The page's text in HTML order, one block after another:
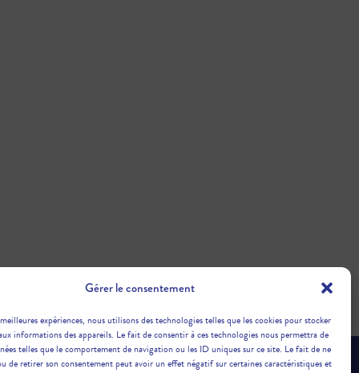
Gérer le consentement
expériences, nous utilisons des technologies telles que les cookies pour stocker
informations des appareils. Le fait de consentir à ces technologies nous permettra de
telles que le comportement de navigation ou les ID uniques sur ce site. Le fait de ne
de retirer son consentement peut avoir un effet négatif sur certaines caractéristiques et